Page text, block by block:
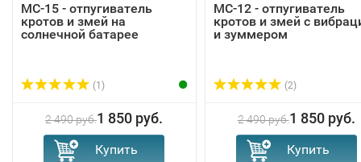
MC-15 - отпугиватель
кротов и змей на
солнечной батарее
(1)
2 490 руб.1 850 руб.
MC-12 - отпугиватель
кротов и змей с
и зуммером
(2)
2 490 руб.1 850 руб.